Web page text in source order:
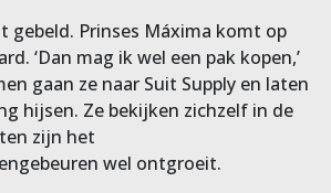
gebeld. Prinses Máxima komt op
‘Dan mag ik wel een pak kopen,’
gaan ze naar Suit Supply en laten
hijsen. Ze bekijken zichzelf in de
zijn het
wel ontgroeit.